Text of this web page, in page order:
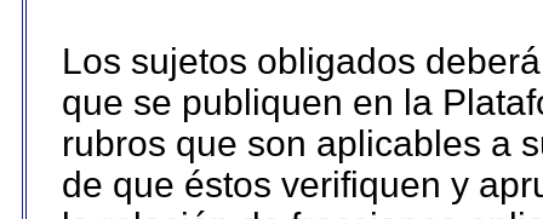
Los sujetos obligados
que se publiquen en la
rubros que son aplicables a
de que éstos verifiquen y